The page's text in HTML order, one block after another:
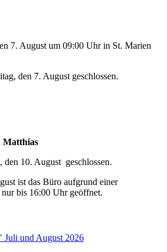
7. August um 09:00 Uhr in St. Marien
den 7. August geschlossen.
Matthias
10. August geschlossen.
ist das Büro aufgrund einer
bis 16:00 Uhr geöffnet.
Juli und August 2026